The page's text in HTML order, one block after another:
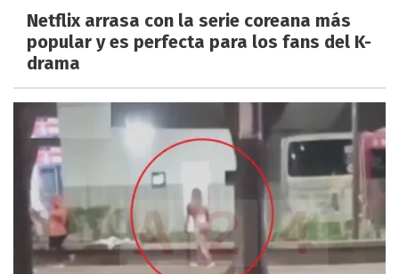
Netflix arrasa con la serie coreana más
popular y es perfecta para los fans del K-
drama